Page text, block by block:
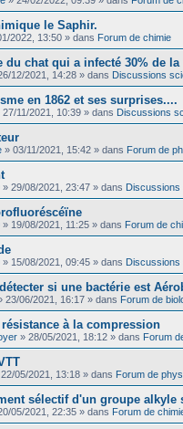
le Saphir.
2022, 13:50 » dans Forum de chimie
du chat qui a infecté 30% de
12/2021, 14:28 » dans Discussions
en 1862 et ses surprises....
27/11/2021, 10:39 » dans Discussions
» 03/11/2021, 15:42 » dans Forum de
» 29/08/2021, 23:47 » dans Discussions
» 19/08/2021, 11:25 » dans Forum de
» 15/08/2021, 09:45 » dans Discussions
si une bactérie est
23/06/2021, 16:17 » dans Forum de
à la compression
» 28/05/2021, 18:12 » dans Forum
22/05/2021, 13:18 » dans Forum de
sélectif d'un groupe
05/2021, 22:35 » dans Forum de